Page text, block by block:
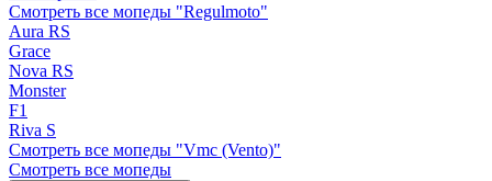
Смотреть все мопеды "Regulmoto"
Aura RS
Grace
Nova RS
Monster
F1
Riva S
Смотреть все мопеды "Vmc (Vento)"
Смотреть все мопеды